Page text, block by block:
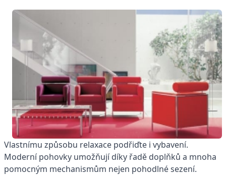
Vlastnímu způsobu relaxace podřiďte i vybavení.
Moderní pohovky umožňují díky řadě doplňků a mnoha
pomocným mechanismům nejen pohodlné sezení.